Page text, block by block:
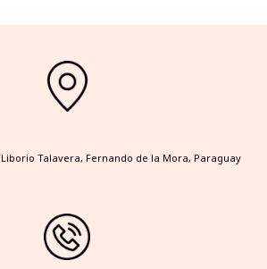
Liborio Talavera, Fernando de la Mora, Paraguay